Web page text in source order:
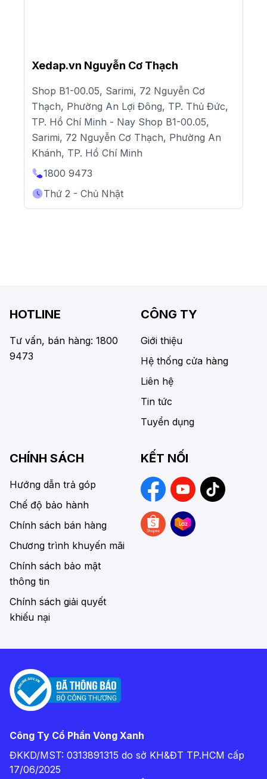
Xedap.vn Nguyễn Cơ Thạch
Shop B1-00.05, Sarimi, 72 Nguyễn Cơ
Thạch, Phường An Lợi Đông, TP. Thủ Đức,
TP. Hồ Chí Minh - Nay Shop B1-00.05,
Sarimi, 72 Nguyễn Cơ Thạch, Phường An
Khánh, TP. Hồ Chí Minh
1800 9473
Thứ 2 - Chủ Nhật
HOTLINE
Tư vấn, bán hàng: 1800
9473
CÔNG TY
Giới thiệu
Hệ thống cửa hàng
Liên hệ
Tin tức
Tuyển dụng
CHÍNH SÁCH
Hướng dẫn trả góp
Chế độ bảo hành
Chính sách bán hàng
Chương trình khuyến mãi
Chính sách bảo mật
thông tin
Chính sách giải quyết
khiếu nại
KẾT NỐI
Công Ty Cổ Phần Vòng Xanh
ĐKKD/MST: 0313891315 do sở KH&ĐT TP.HCM cấp
17/06/2025